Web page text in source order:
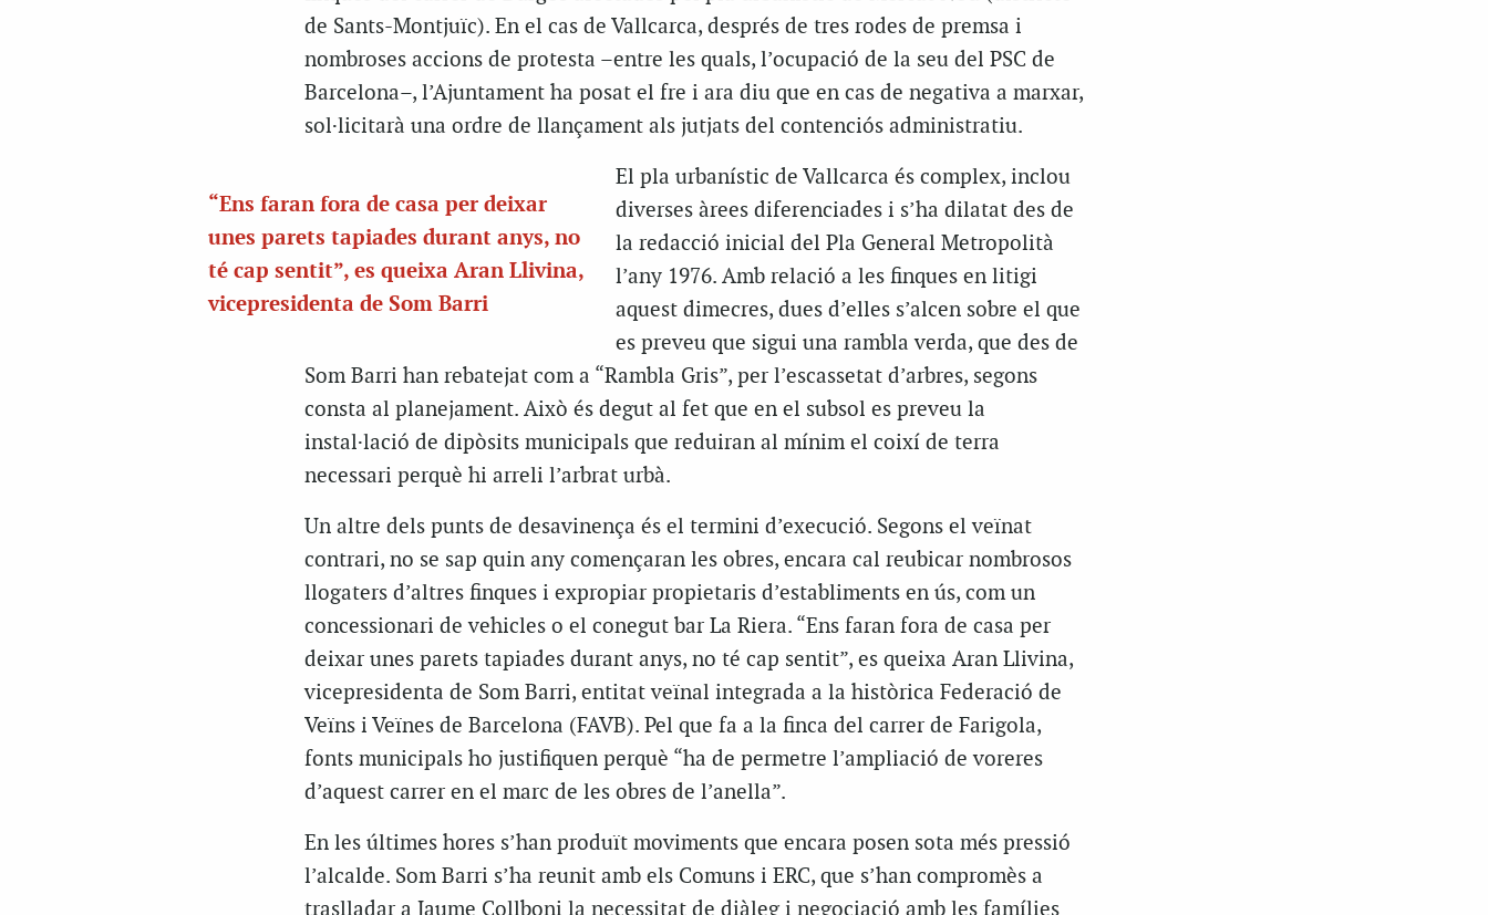
de Sants-Montjuïc). En el cas de Vallcarca, després de tres rodes de premsa i
nombroses accions de protesta –entre les quals, l’ocupació de la seu del PSC de
Barcelona–, l’Ajuntament ha posat el fre i ara diu que en cas de negativa a marxar,
sol·licitarà una ordre de llançament als jutjats del contenciós administratiu.
“Ens faran fora de casa per deixar
unes parets tapiades durant anys, no
té cap sentit”, es queixa Aran Llivina,
vicepresidenta de Som Barri
El pla urbanístic de Vallcarca és complex, inclou
diverses àrees diferenciades i s’ha dilatat des de
la redacció inicial del Pla General Metropolità
l’any 1976. Amb relació a les finques en litigi
aquest dimecres, dues d’elles s’alcen sobre el que
es preveu que sigui una rambla verda, que des de
Som Barri han rebatejat com a “Rambla Gris”, per l’escassetat d’arbres, segons
consta al planejament. Això és degut al fet que en el subsol es preveu la
instal·lació de dipòsits municipals que reduiran al mínim el coixí de terra
necessari perquè hi arreli l’arbrat urbà.
Un altre dels punts de desavinença és el termini d’execució. Segons el veïnat
contrari, no se sap quin any començaran les obres, encara cal reubicar nombrosos
llogaters d’altres finques i expropiar propietaris d’establiments en ús, com un
concessionari de vehicles o el conegut bar La Riera. “Ens faran fora de casa per
deixar unes parets tapiades durant anys, no té cap sentit”, es queixa Aran Llivina,
vicepresidenta de Som Barri, entitat veïnal integrada a la històrica Federació de
Veïns i Veïnes de Barcelona (FAVB). Pel que fa a la finca del carrer de Farigola,
fonts municipals ho justifiquen perquè “ha de permetre l’ampliació de voreres
d’aquest carrer en el marc de les obres de l’anella”.
En les últimes hores s’han produït moviments que encara posen sota més pressió
l’alcalde. Som Barri s’ha reunit amb els Comuns i ERC, que s’han compromès a
traslladar a Jaume Collboni la necessitat de diàleg i negociació amb les famílies